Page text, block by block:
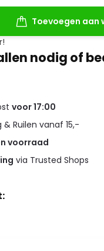
Toevoegen aan
nodig of
voor 17:00
& Ruilen vanaf 15,-
voorraad
via Trusted Shops